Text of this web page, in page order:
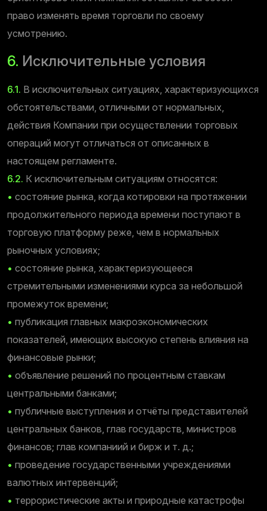
право изменять время торговли по своему
усмотрению.
6. Исключительные условия
6.1. В исключительных ситуациях, характеризующихся
обстоятельствами, отличными от нормальных,
действия Компании при осуществлении торговых
операций могут отличаться от описанных в
настоящем регламенте.
6.2. К исключительным ситуациям относятся:
• состояние рынка, когда котировки на протяжении
продолжительного периода времени поступают в
торговую платформу реже, чем в нормальных
рыночных условиях;
• состояние рынка, характеризующееся
стремительными изменениями курса за небольшой
промежуток времени;
• публикация главных макроэкономических
показателей, имеющих высокую степень влияния на
финансовые рынки;
• объявление решений по процентным ставкам
центральными банками;
• публичные выступления и отчёты представителей
центральных банков, глав государств, министров
финансов; глав компаниий и бирж и т. д.;
• проведение государственными учреждениями
валютных интервенций;
• террористические акты и природные катастрофы